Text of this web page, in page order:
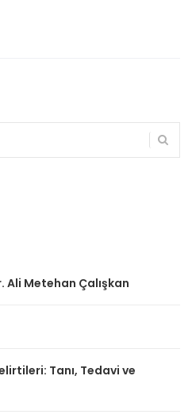
Ali Metehan Çalışkan
Tanı, Tedavi ve